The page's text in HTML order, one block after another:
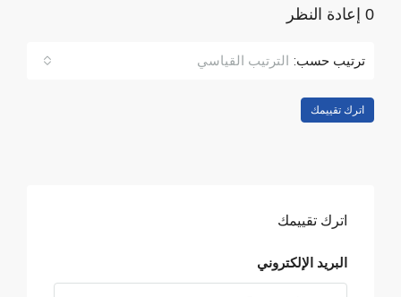
0 إعادة النظر
ترتيب حسب: الترتيب القياسي
اترك تقييمك
اترك تقييمك
البريد الإلكتروني